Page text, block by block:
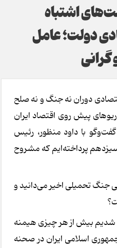
اشتباه
دولت؛ عامل
گرانی
دوران نه جنگ و نه صلح
پیش روی اقتصاد ایران
با داود منظور، رئیس
پرداخته‌ایم که مشروح
جنگ تحمیلی اخیر می‌دانید و
بیش از هر چیزی هیمنه
اسلامی ایران در صحنه